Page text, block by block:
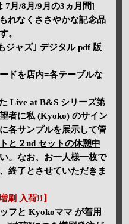
7月/8月/9月の3ヵ月間]
れなくささやかな記念品
。
ジャズ｣ デジタル pdf 版
ドを店内=各テーブルな
Live at B&S シリーズ第
者に私 (Kyoko) のサイン
各サンプルを展示して管
と２nd セットの休憩中
。なお、お一人様一枚で
終了とさせていただきま
刷 入荷!!】
フと Kyokoママ が着用